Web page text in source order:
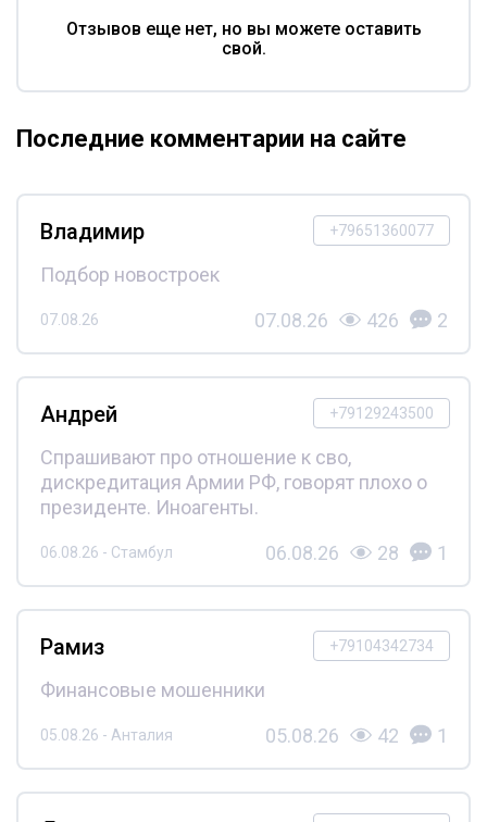
Отзывов еще нет, но вы можете оставить
свой.
Последние комментарии на сайте
+79651360077
Владимир
Подбор новостроек
07.08.26 07.08.26 426 2
+79129243500
Андрей
Спрашивают про отношение к сво,
дискредитация Армии РФ, говорят плохо о
президенте. Иноагенты.
06.08.26 - Стамбул 06.08.26 28 1
+79104342734
Рамиз
Финансовые мошенники
05.08.26 - Анталия 05.08.26 42 1